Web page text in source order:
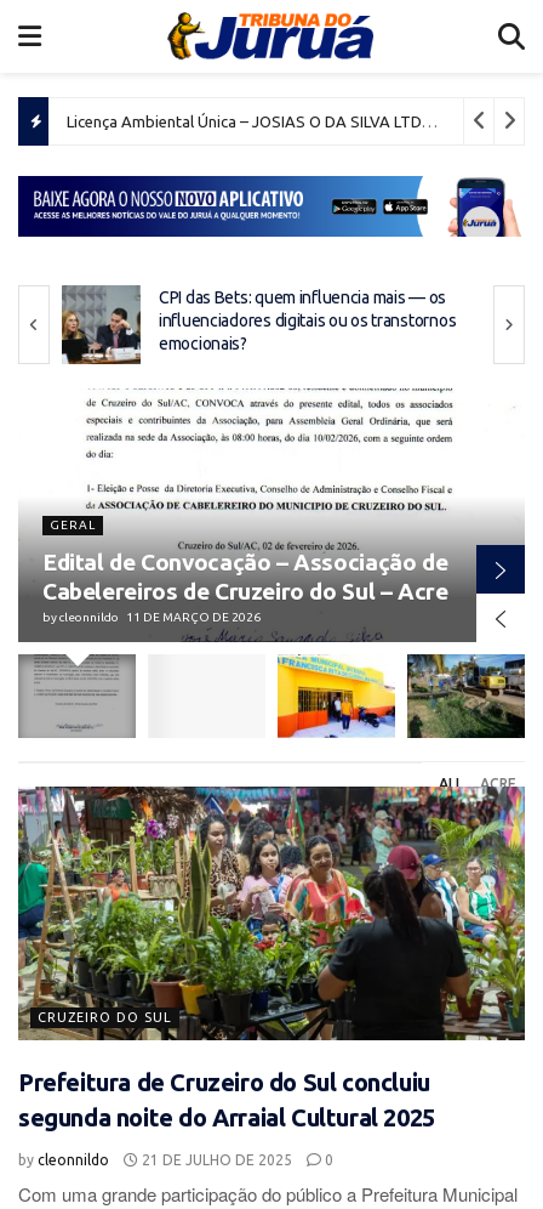
Licença Ambiental Única – JOSIAS O DA SILVA LTDA 28 de julho de
Saúde ocupacional nas empresas
GERAL
Edital de Convocação – Associação de
Cabelereiros de Cruzeiro do Sul – Acre
bycleonnildo 11 DE MARÇO DE 2026
ALL ACRE
CRUZEIRO DO SUL
Prefeitura de Cruzeiro do Sul concluiu
segunda noite do Arraial Cultural 2025
by cleonnildo 21 DE JULHO DE 2025 0
Com uma grande participação do público a Prefeitura Municipal